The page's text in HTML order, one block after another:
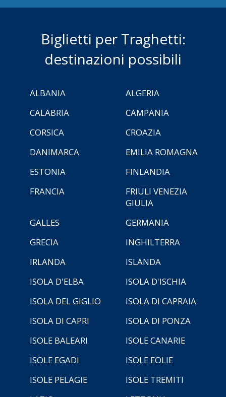
Biglietti per Traghetti:
destinazioni possibili
ALBANIA
ALGERIA
CALABRIA
CAMPANIA
CORSICA
CROAZIA
DANIMARCA
EMILIA ROMAGNA
ESTONIA
FINLANDIA
FRANCIA
FRIULI VENEZIA
GIULIA
GALLES
GERMANIA
GRECIA
INGHILTERRA
IRLANDA
ISLANDA
ISOLA D'ELBA
ISOLA D'ISCHIA
ISOLA DEL GIGLIO
ISOLA DI CAPRAIA
ISOLA DI CAPRI
ISOLA DI PONZA
ISOLE BALEARI
ISOLE CANARIE
ISOLE EGADI
ISOLE EOLIE
ISOLE PELAGIE
ISOLE TREMITI